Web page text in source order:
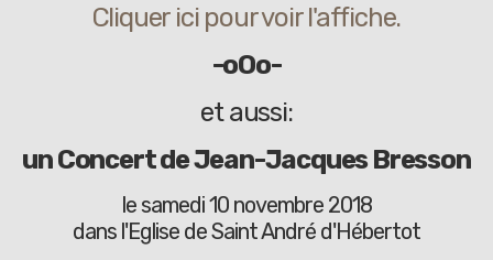
Cliquer ici pour voir l'affiche.
-oOo-
et aussi:
un Concert de Jean-Jacques Bresson
le samedi 10 novembre 2018
dans l'Eglise de Saint André d'Hébertot